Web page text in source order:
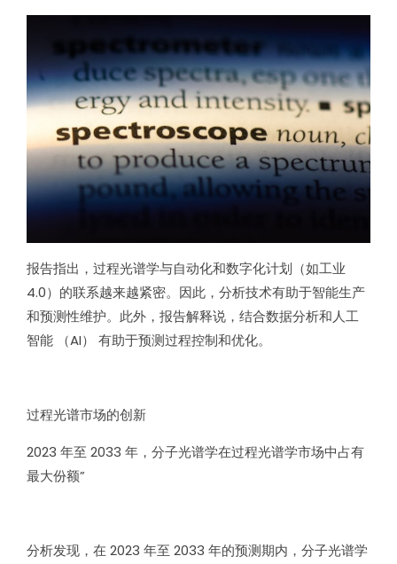
报告指出，过程光谱学与自动化和数字化计划（如工业
4.0）的联系越来越紧密。因此，分析技术有助于智能生产
和预测性维护。此外，报告解释说，结合数据分析和人工
智能 （AI） 有助于预测过程控制和优化。
过程光谱市场的创新
2023 年至 2033 年，分子光谱学在过程光谱学市场中占有
最大份额”
分析发现，在 2023 年至 2033 年的预测期内，分子光谱学